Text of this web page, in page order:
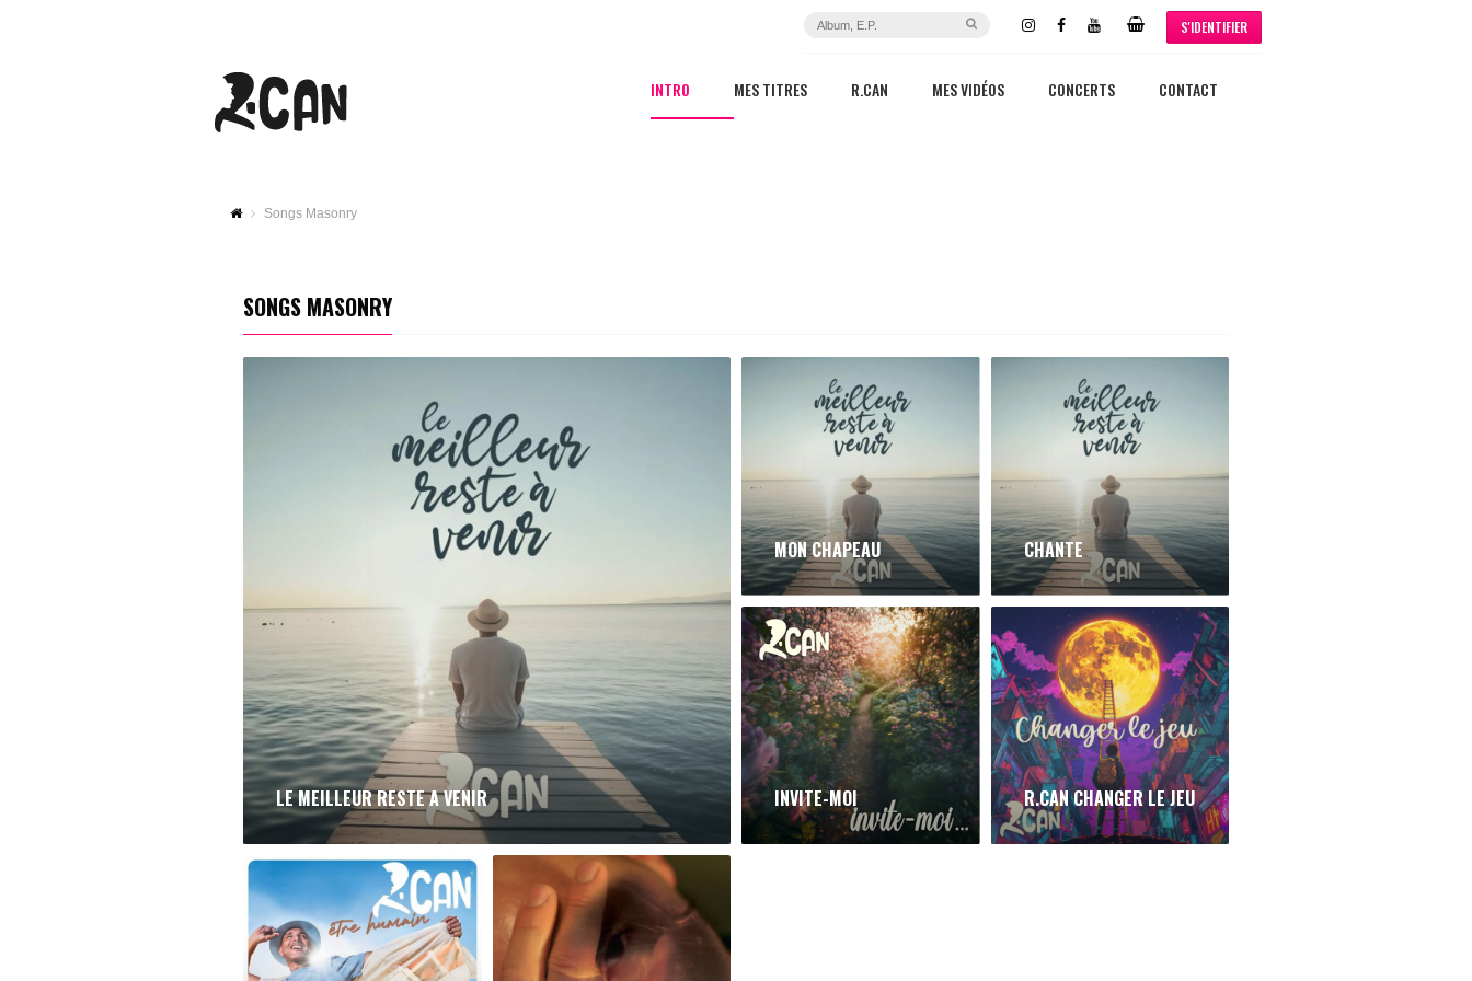
S'IDENTIFIER
INTRO MES TITRES R.CAN MES VIDÉOS CONCERTS CONTACT
Songs Masonry
SONGS MASONRY
LE MEILLEUR RESTE A VENIR
MON CHAPEAU CHANTE
INVITE-MOI R.CAN CHANGER LE JEU